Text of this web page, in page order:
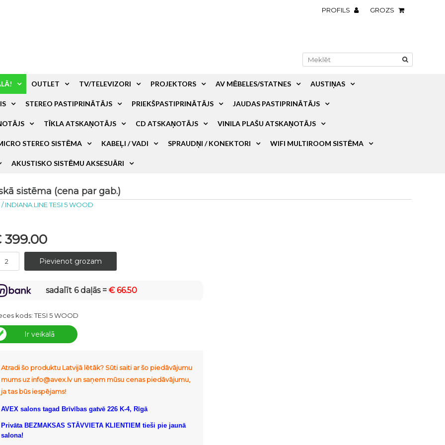
PROFILS GROZS
OUTLET TV/TELEVIZORI PROJEKTORS AV MĒBELES/STATNES AUSTIŅAS
STEREO PASTIPRINĀTĀJS PRIEKŠPASTIPRINĀTĀJS JAUDAS PASTIPRINĀTĀJS
TĪKLA ATSKAŅOTĀJS CD ATSKAŅOTĀJS VINILA PLAŠU ATSKAŅOTĀJS
STEREO SISTĒMA KABEĻI / VADI SPRAUDŅI / KONEKTORI WIFI MULTIROOM SISTĒMA
AKUSTISKO SISTĒMU AKSESUĀRI
sistēma (cena par gab.)
/INDIANA LINE TESI 5 WOOD
399.00
sadalīt 6 daļās =€ 66.50
kods:TESI 5 WOOD
Ir veikalā
Atradi šo produktu Latvijā lētāk? Sūti saiti ar šo piedāvājumu
mums uz info@avex.lv un saņem mūsu cenas piedāvājumu,
ja tas būs iespējams!
AVEX salons tagad Brīvības gatvē 226 K-4, Rīgā
Privāta BEZMAKSAS STĀVVIETA KLIENTIEM tieši pie jaunā
salona!